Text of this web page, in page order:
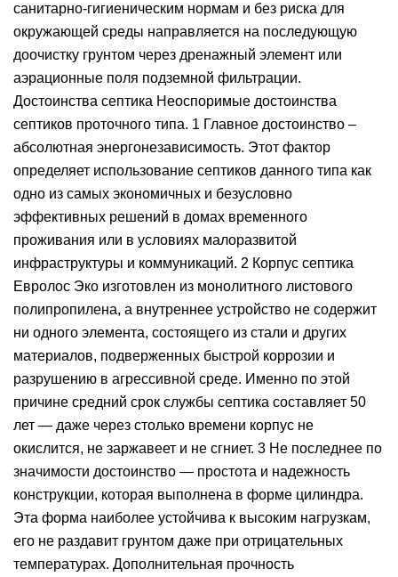
санитарно-гигиеническим нормам и без риска для
окружающей среды направляется на последующую
доочистку грунтом через дренажный элемент или
аэрационные поля подземной фильтрации.
Достоинства септика Неоспоримые достоинства
септиков проточного типа. 1 Главное достоинство –
абсолютная энергонезависимость. Этот фактор
определяет использование септиков данного типа как
одно из самых экономичных и безусловно
эффективных решений в домах временного
проживания или в условиях малоразвитой
инфраструктуры и коммуникаций. 2 Корпус септика
Евролос Эко изготовлен из монолитного листового
полипропилена, а внутреннее устройство не содержит
ни одного элемента, состоящего из стали и других
материалов, подверженных быстрой коррозии и
разрушению в агрессивной среде. Именно по этой
причине средний срок службы септика составляет 50
лет — даже через столько времени корпус не
окислится, не заржавеет и не сгниет. 3 Не последнее по
значимости достоинство — простота и надежность
конструкции, которая выполнена в форме цилиндра.
Эта форма наиболее устойчива к высоким нагрузкам,
его не раздавит грунтом даже при отрицательных
температурах. Дополнительная прочность